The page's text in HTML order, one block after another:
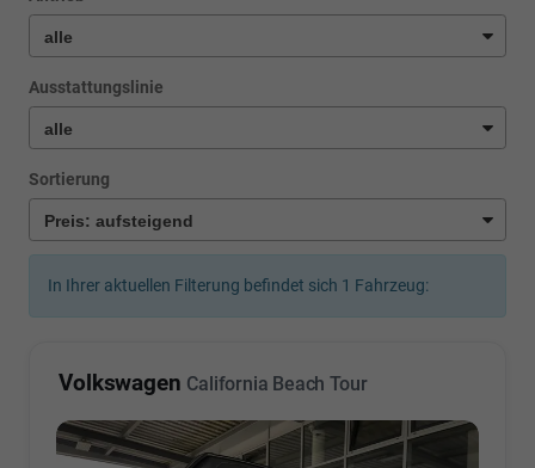
Ausstattungslinie
Sortierung
In Ihrer aktuellen Filterung befindet sich 1 Fahrzeug:
Volkswagen California Beach Tour